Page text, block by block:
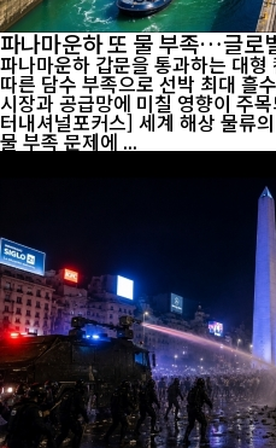
파나마운하 또 물 부족…글로
파나마운하 갑문을 통과하는 대
따른 담수 부족으로 선박 최대 흘
시장과 공급망에 미칠 영향이 주목
터내셔널포커스] 세계 해상 물류
물 부족 문제에 ...